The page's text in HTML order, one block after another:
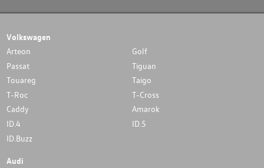
Volkswagen
Arteon
Golf
Passat
Tiguan
Touareg
Taigo
T-Roc
T-Cross
Caddy
Amarok
ID.4
ID.5
ID.Buzz
Audi